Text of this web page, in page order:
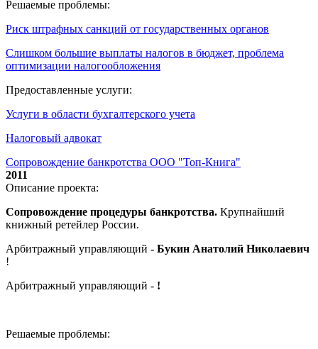
Решаемые проблемы:
Риск штрафных санкций от государственных органов
Слишком большие выплаты налогов в бюджет, проблема
оптимизации налогообложения
Предоставленные услуги:
Услуги в области бухгалтерского учета
Налоговый адвокат
Сопровождение банкротства ООО "Топ-Книга"
2011
Описание проекта:
Сопровождение процедуры банкротства. Крупнайший
книжный ретейлер России.
Арбитражный управляющий - Букин Анатолий Николаевич
!
Арбитражный управляющий - !
Решаемые проблемы: